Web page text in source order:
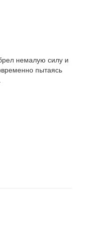
немалую силу и
пытаясь